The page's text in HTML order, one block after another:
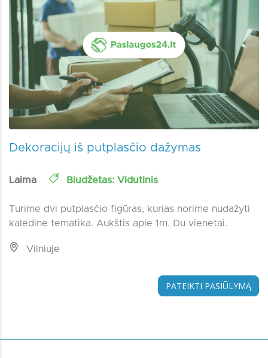
Dekoracijų iš putplasčio dažymas
Laima Biudžetas: Vidutinis
Turime dvi putplasčio figūras, kurias norime nudažyti
kalėdine tematika. Aukštis apie 1m. Du vienetai.
Vilniuje
PATEIKTI PASIŪLYMĄ